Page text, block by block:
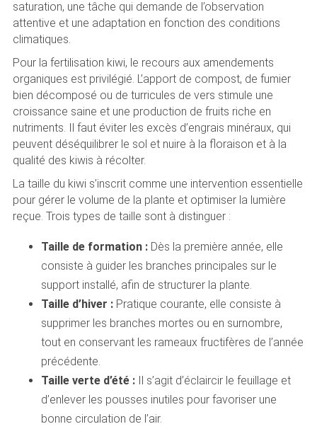
saturation, une tâche qui demande de l’observation
attentive et une adaptation en fonction des conditions
climatiques.
Pour la fertilisation kiwi, le recours aux amendements
organiques est privilégié. L’apport de compost, de fumier
bien décomposé ou de turricules de vers stimule une
croissance saine et une production de fruits riche en
nutriments. Il faut éviter les excès d’engrais minéraux, qui
peuvent déséquilibrer le sol et nuire à la floraison et à la
qualité des kiwis à récolter.
La taille du kiwi s’inscrit comme une intervention essentielle
pour gérer le volume de la plante et optimiser la lumière
reçue. Trois types de taille sont à distinguer :
Taille de formation :Dès la première année, elle
consiste à guider les branches principales sur le
support installé, afin de structurer la plante.
Taille d’hiver :Pratique courante, elle consiste à
supprimer les branches mortes ou en surnombre,
tout en conservant les rameaux fructifères de l’année
précédente.
Taille verte d’été :Il s’agit d’éclaircir le feuillage et
d’enlever les pousses inutiles pour favoriser une
bonne circulation de l’air.